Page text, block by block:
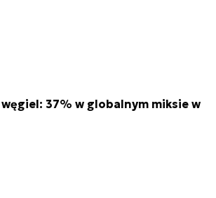
węgiel: 37% w globalnym miksie w